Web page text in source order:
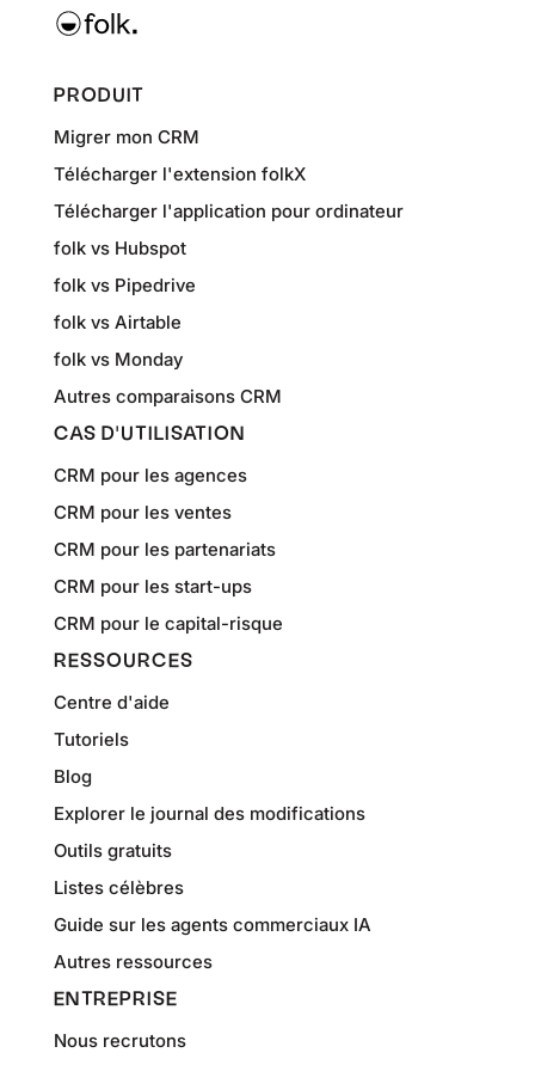
PRODUIT
Migrer mon CRM
Télécharger l'extension folkX
Télécharger l'application pour ordinateur
folk vs Hubspot
folk vs Pipedrive
folk vs Airtable
folk vs Monday
Autres comparaisons CRM
CAS D'UTILISATION
CRM pour les agences
CRM pour les ventes
CRM pour les partenariats
CRM pour les start-ups
CRM pour le capital-risque
RESSOURCES
Centre d'aide
Tutoriels
Blog
Explorer le journal des modifications
Outils gratuits
Listes célèbres
Guide sur les agents commerciaux IA
Autres ressources
ENTREPRISE
Nous recrutons